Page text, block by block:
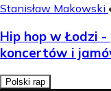
Stanisław Makowski
Hip hop w Łodzi
koncertów i
Polski rap